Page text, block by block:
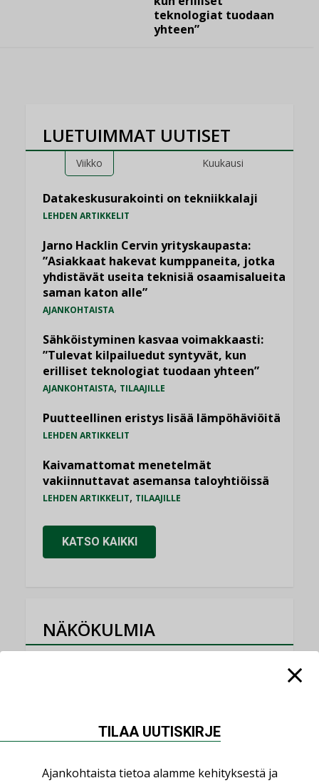
teknologiat tuodaan
yhteen”
LUETUIMMAT UUTISET
Viikko Kuukausi
Datakeskusurakointi on tekniikkalaji
LEHDEN ARTIKKELIT
Jarno Hacklin Cervin yrityskaupasta:
”Asiakkaat hakevat kumppaneita, jotka
yhdistävät useita teknisiä osaamisalueita
saman katon alle”
AJANKOHTAISTA
Sähköistyminen kasvaa voimakkaasti:
”Tulevat kilpailuedut syntyvät, kun
erilliset teknologiat tuodaan yhteen”
AJANKOHTAISTA, TILAAJILLE
Puutteellinen eristys lisää lämpöhäviöitä
LEHDEN ARTIKKELIT
Kaivamattomat menetelmät
vakiinnuttavat asemansa taloyhtiöissä
LEHDEN ARTIKKELIT, TILAAJILLE
KATSO KAIKKI
NÄKÖKULMIA
Sähköistäminen säästää euroja
Yli miljoona kotia on vailla toimivaa
TILAA UUTISKIRJE
Ajankohtaista tietoa alamme kehityksestä ja